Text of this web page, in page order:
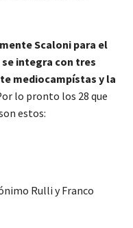
Scaloni para el
integra con tres
mediocampístas y la
lo pronto los 28 que
estos:
Rulli y Franco